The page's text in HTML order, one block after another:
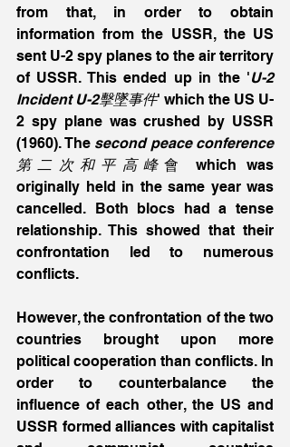
from that, in order to obtain
information from the USSR, the US
sent U-2 spy planes to the air territory
of USSR. This ended up in the 'U-2
Incident U-2擊墜事件' which the US U-
2 spy plane was crushed by USSR
(1960). The second peace conference
第二次和平高峰會 which was
originally held in the same year was
cancelled. Both blocs had a tense
relationship. This showed that their
confrontation led to numerous
conflicts.
However, the confrontation of the two
countries brought upon more
political cooperation than conflicts. In
order to counterbalance the
influence of each other, the US and
USSR formed alliances with capitalist